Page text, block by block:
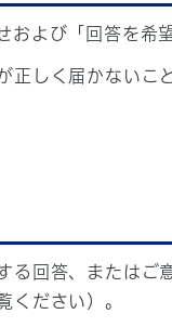
よび「回答を希
正しく届かないこ
る回答、または
ください）。